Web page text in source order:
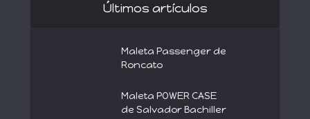
Últimos artículos
Maleta Passenger de
Roncato
Maleta POWER CASE
de Salvador Bachiller